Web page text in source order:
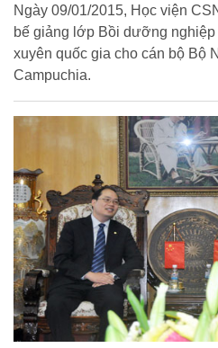
Ngày 09/01/2015, Học viện
bế giảng lớp Bồi dưỡng
xuyên quốc gia cho cán bộ Bộ
Campuchia.